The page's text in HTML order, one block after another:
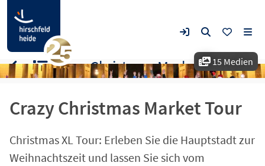
15 Medien
Crazy Christmas Market Tour
Christmas XL Tour: Erleben Sie die Hauptstadt zur
Weihnachtszeit und lassen Sie sich vom
Crazy Christmas Market Tour